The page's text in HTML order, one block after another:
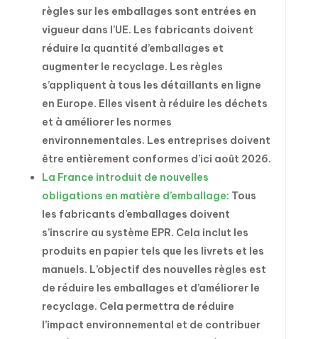
règles sur les emballages sont entrées en
vigueur dans l’UE. Les fabricants doivent
réduire la quantité d’emballages et
augmenter le recyclage. Les règles
s’appliquent à tous les détaillants en ligne
en Europe. Elles visent à réduire les déchets
et à améliorer les normes
environnementales. Les entreprises doivent
être entièrement conformes d’ici août 2026.
La France introduit de nouvelles
obligations en matière d’emballage: Tous
les fabricants d’emballages doivent
s’inscrire au système EPR. Cela inclut les
produits en papier tels que les livrets et les
manuels. L’objectif des nouvelles règles est
de réduire les emballages et d’améliorer le
recyclage. Cela permettra de réduire
l’impact environnemental et de contribuer